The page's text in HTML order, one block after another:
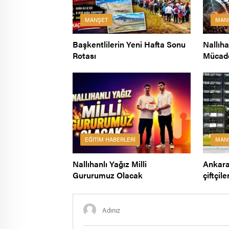
MANŞET
Başkentlilerin Yeni Hafta Sonu
Rotası
EĞITIM HABERLERI
Nallıhanlı Yağız Milli
Gururumuz Olacak